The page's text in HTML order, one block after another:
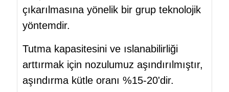
çıkarılmasına yönelik bir grup teknolojik
yöntemdir.
Tutma kapasitesini ve ıslanabilirliği
arttırmak için nozulumuz aşındırılmıştır,
aşındırma kütle oranı %15-20'dir.